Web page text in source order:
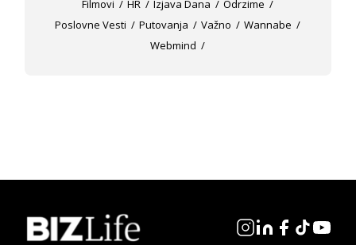
Filmovi
HR Izjava Dana
Odrzime
Poslovne Vesti
Putovanja Važno
Wannabe
Webmind